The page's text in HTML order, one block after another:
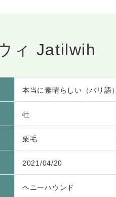
ィ Jatilwih
本当に素晴らしい（バリ語）
牡
栗毛
2021/04/20
ヘニーハウンド